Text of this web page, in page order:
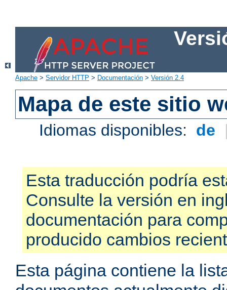
Apache > Servidor HTTP > Documentación > Versión 2.4
Mapa de este sitio
Idiomas disponibles: de
Esta traducción podría
Consulte la versión en
documentación para
producido cambios
Esta página contiene la